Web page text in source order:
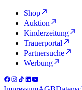
Shop
Auktion
Kinderzeitung
Trauerportal
Partnersuche
Werbung